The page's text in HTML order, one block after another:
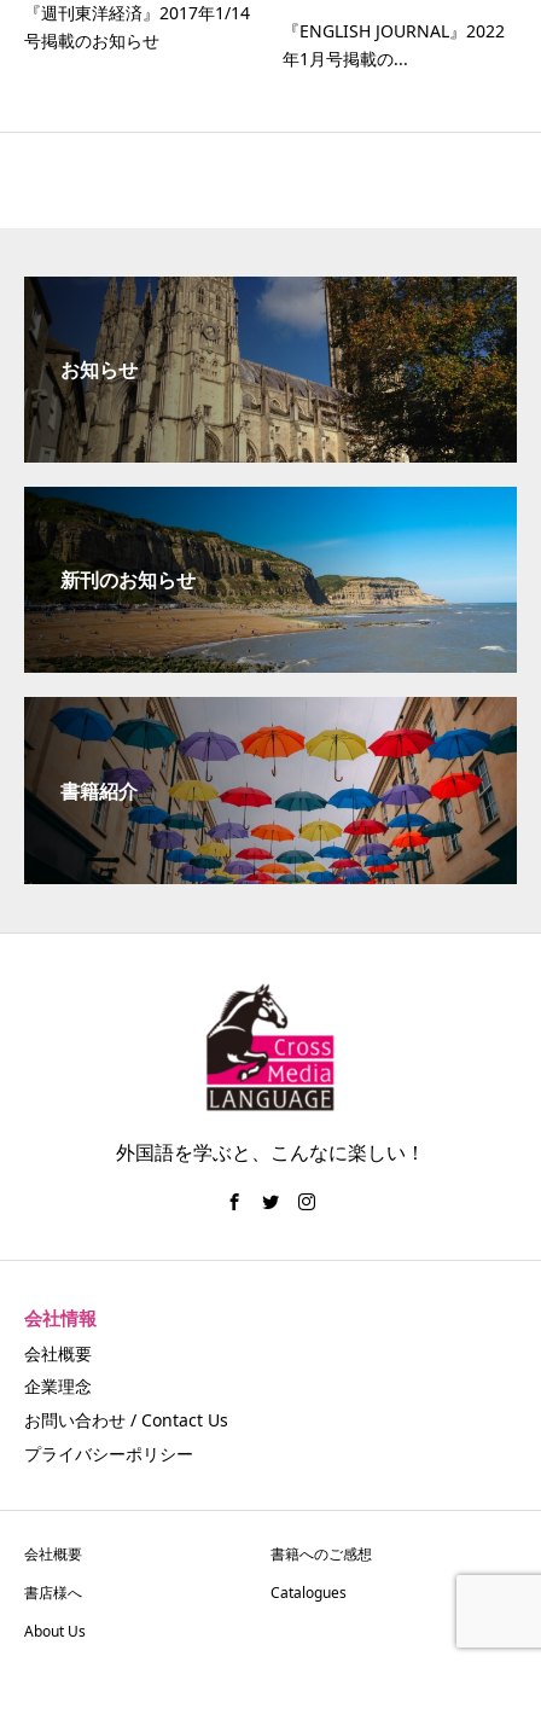
『週刊東洋経済』2017年1/14
号掲載のお知らせ
『ENGLISH JOURNAL』2022
年1月号掲載の...
お知らせ
新刊のお知らせ
書籍紹介
外国語を学ぶと、こんなに楽しい！
会社情報
会社概要
企業理念
お問い合わせ / Contact Us
プライバシーポリシー
会社概要
書籍へのご感想
書店様へ
Catalogues
About Us